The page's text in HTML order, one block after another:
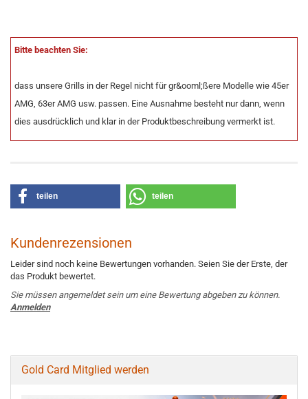
Bitte beachten Sie:
dass unsere Grills in der Regel nicht für gr&ooml;ßere Modelle wie 45er
AMG, 63er AMG usw. passen. Eine Ausnahme besteht nur dann, wenn
dies ausdrücklich und klar in der Produktbeschreibung vermerkt ist.
teilen teilen
Kundenrezensionen
Leider sind noch keine Bewertungen vorhanden. Seien Sie der Erste, der
das Produkt bewertet.
Sie müssen angemeldet sein um eine Bewertung abgeben zu können.
Anmelden
Gold Card Mitglied werden